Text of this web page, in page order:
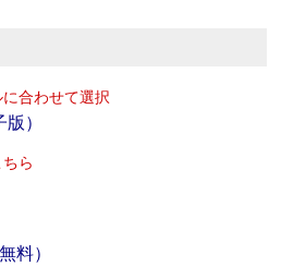
合わせて選択
）
ら
料）